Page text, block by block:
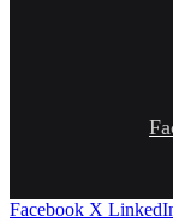
Facebook X